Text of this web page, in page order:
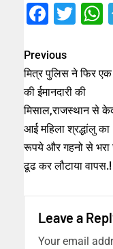
Previous
मित्र पुलिस ने फिर एक
की ईमानदारी की
मिसाल,राजस्थान से
आई महिला श्रद्धांलु
रूपये और गहनो से भरा
ढूढ कर लौटाया वापस.!
Leave a
Your email